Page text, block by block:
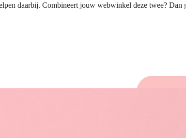
daarbij. Combineert jouw webwinkel deze twee?